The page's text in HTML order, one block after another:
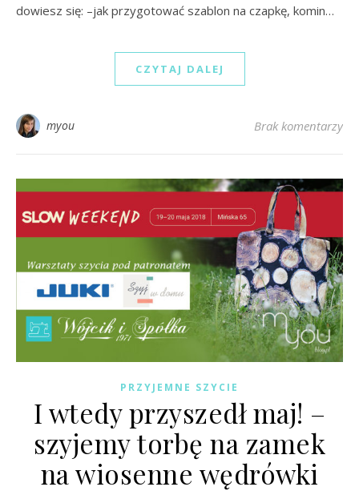
dowiesz się: –jak przygotować szablon na czapkę, komin…
CZYTAJ DALEJ
myou Brak komentarzy
PRZYJEMNE SZYCIE
I wtedy przyszedł maj! –
szyjemy torbę na zamek
na wiosenne wędrówki